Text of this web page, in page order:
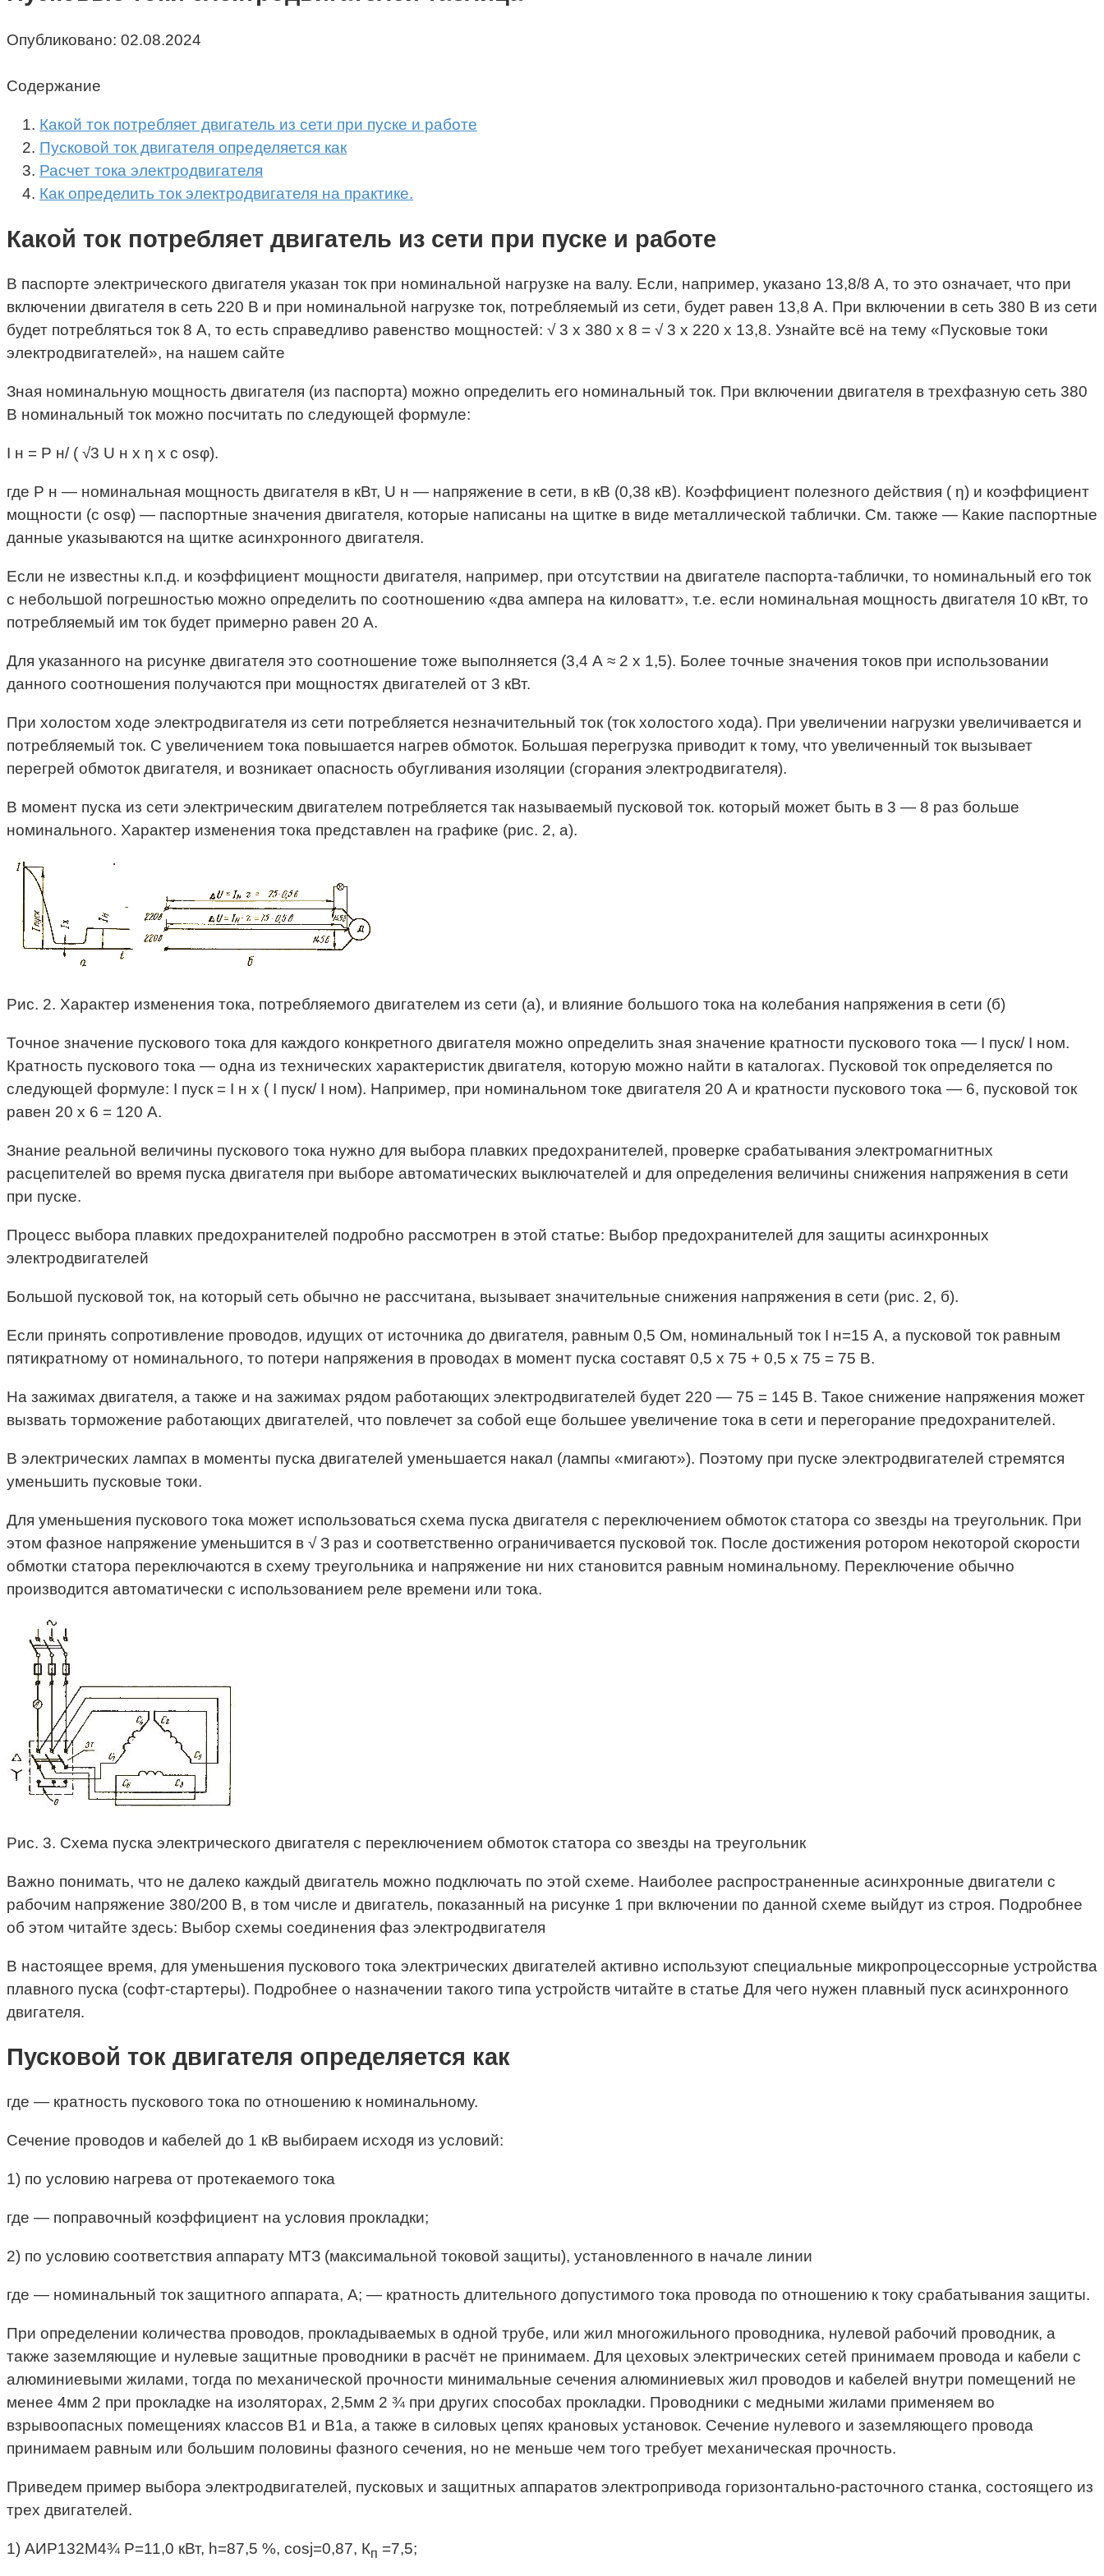
Опубликовано: 02.08.2024
Содержание
Какой ток потребляет двигатель из сети при пуске и работе
Пусковой ток двигателя определяется как
Расчет тока электродвигателя
Как определить ток электродвигателя на практике.
Какой ток потребляет двигатель из сети при пуске и работе
В паспорте электрического двигателя указан ток при номинальной нагрузке на валу. Если, например, указано 13,8/8 А, то это означает, что при
включении двигателя в сеть 220 В и при номинальной нагрузке ток, потребляемый из сети, будет равен 13,8 А. При включении в сеть 380 В из сети
будет потребляться ток 8 А, то есть справедливо равенство мощностей: √ 3 х 380 х 8 = √ 3 х 220 х 13,8. Узнайте всё на тему «Пусковые токи
электродвигателей», на нашем сайте
Зная номинальную мощность двигателя (из паспорта) можно определить его номинальный ток. При включении двигателя в трехфазную сеть 380
В номинальный ток можно посчитать по следующей формуле:
I н = P н/ ( √3 U н х η х с osφ).
где P н — номинальная мощность двигателя в кВт, U н — напряжение в сети, в кВ (0,38 кВ). Коэффициент полезного действия ( η) и коэффициент
мощности (с osφ) — паспортные значения двигателя, которые написаны на щитке в виде металлической таблички. См. также — Какие паспортные
данные указываются на щитке асинхронного двигателя.
Если не известны к.п.д. и коэффициент мощности двигателя, например, при отсутствии на двигателе паспорта-таблички, то номинальный его ток
с небольшой погрешностью можно определить по соотношению «два ампера на киловатт», т.е. если номинальная мощность двигателя 10 кВт, то
потребляемый им ток будет примерно равен 20 А.
Для указанного на рисунке двигателя это соотношение тоже выполняется (3,4 А ≈ 2 х 1,5). Более точные значения токов при использовании
данного соотношения получаются при мощностях двигателей от 3 кВт.
При холостом ходе электродвигателя из сети потребляется незначительный ток (ток холостого хода). При увеличении нагрузки увеличивается и
потребляемый ток. С увеличением тока повышается нагрев обмоток. Большая перегрузка приводит к тому, что увеличенный ток вызывает
перегрей обмоток двигателя, и возникает опасность обугливания изоляции (сгорания электродвигателя).
В момент пуска из сети электрическим двигателем потребляется так называемый пусковой ток. который может быть в 3 — 8 раз больше
номинального. Характер изменения тока представлен на графике (рис. 2, а).
Рис. 2. Характер изменения тока, потребляемого двигателем из сети (а), и влияние большого тока на колебания напряжения в сети (б)
Точное значение пускового тока для каждого конкретного двигателя можно определить зная значение кратности пускового тока — I пуск/ I ном.
Кратность пускового тока — одна из технических характеристик двигателя, которую можно найти в каталогах. Пусковой ток определяется по
следующей формуле: I пуск = I н х ( I пуск/ I ном). Например, при номинальном токе двигателя 20 А и кратности пускового тока — 6, пусковой ток
равен 20 х 6 = 120 А.
Знание реальной величины пускового тока нужно для выбора плавких предохранителей, проверке срабатывания электромагнитных
расцепителей во время пуска двигателя при выборе автоматических выключателей и для определения величины снижения напряжения в сети
при пуске.
Процесс выбора плавких предохранителей подробно рассмотрен в этой статье: Выбор предохранителей для защиты асинхронных
электродвигателей
Большой пусковой ток, на который сеть обычно не рассчитана, вызывает значительные снижения напряжения в сети (рис. 2, б).
Если принять сопротивление проводов, идущих от источника до двигателя, равным 0,5 Ом, номинальный ток I н=15 А, а пусковой ток равным
пятикратному от номинального, то потери напряжения в проводах в момент пуска составят 0,5 х 75 + 0,5 х 75 = 75 В.
На зажимах двигателя, а также и на зажимах рядом работающих электродвигателей будет 220 — 75 = 145 В. Такое снижение напряжения может
вызвать торможение работающих двигателей, что повлечет за собой еще большее увеличение тока в сети и перегорание предохранителей.
В электрических лампах в моменты пуска двигателей уменьшается накал (лампы «мигают»). Поэтому при пуске электродвигателей стремятся
уменьшить пусковые токи.
Для уменьшения пускового тока может использоваться схема пуска двигателя с переключением обмоток статора со звезды на треугольник. При
этом фазное напряжение уменьшится в √ З раз и соответственно ограничивается пусковой ток. После достижения ротором некоторой скорости
обмотки статора переключаются в схему треугольника и напряжение ни них становится равным номинальному. Переключение обычно
производится автоматически с использованием реле времени или тока.
Рис. 3. Схема пуска электрического двигателя с переключением обмоток статора со звезды на треугольник
Важно понимать, что не далеко каждый двигатель можно подключать по этой схеме. Наиболее распространенные асинхронные двигатели с
рабочим напряжение 380/200 В, в том числе и двигатель, показанный на рисунке 1 при включении по данной схеме выйдут из строя. Подробнее
об этом читайте здесь: Выбор схемы соединения фаз электродвигателя
В настоящее время, для уменьшения пускового тока электрических двигателей активно используют специальные микропроцессорные устройства
плавного пуска (софт-стартеры). Подробнее о назначении такого типа устройств читайте в статье Для чего нужен плавный пуск асинхронного
двигателя.
Пусковой ток двигателя определяется как
где — кратность пускового тока по отношению к номинальному.
Сечение проводов и кабелей до 1 кВ выбираем исходя из условий:
1) по условию нагрева от протекаемого тока
где — поправочный коэффициент на условия прокладки;
2) по условию соответствия аппарату МТЗ (максимальной токовой защиты), установленного в начале линии
где — номинальный ток защитного аппарата, А; — кратность длительного допустимого тока провода по отношению к току срабатывания защиты.
При определении количества проводов, прокладываемых в одной трубе, или жил многожильного проводника, нулевой рабочий проводник, а
также заземляющие и нулевые защитные проводники в расчёт не принимаем. Для цеховых электрических сетей принимаем провода и кабели с
алюминиевыми жилами, тогда по механической прочности минимальные сечения алюминиевых жил проводов и кабелей внутри помещений не
менее 4мм 2 при прокладке на изоляторах, 2,5мм 2 ¾ при других способах прокладки. Проводники с медными жилами применяем во
взрывоопасных помещениях классов В1 и В1а, а также в силовых цепях крановых установок. Сечение нулевого и заземляющего провода
принимаем равным или большим половины фазного сечения, но не меньше чем того требует механическая прочность.
Приведем пример выбора электродвигателей, пусковых и защитных аппаратов электропривода горизонтально-расточного станка, состоящего из
трех двигателей.
1) АИР132М4¾ P=11,0 кВт, h=87,5 %, cosj=0,87, Кп =7,5;